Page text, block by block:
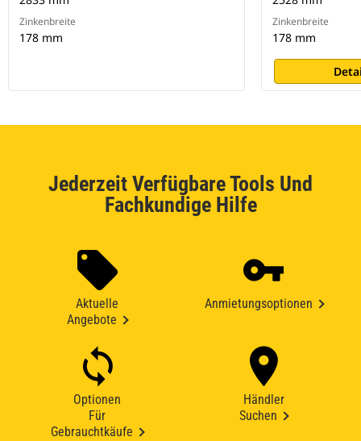
Zinkenbreite
178 mm
Zinkenbreite
178 mm
Jederzeit Verfügbare Tools Und
Fachkundige Hilfe
Aktuelle
Angebote
Anmietungsoptionen
Optionen
Für
Gebrauchtkäufe
Händler
Suchen